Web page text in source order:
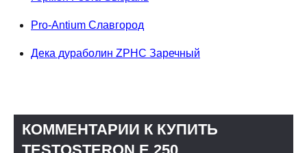
Pro-Antium Славгород
Дека дураболин ZPHC Заречный
КОММЕНТАРИИ К КУПИТЬ